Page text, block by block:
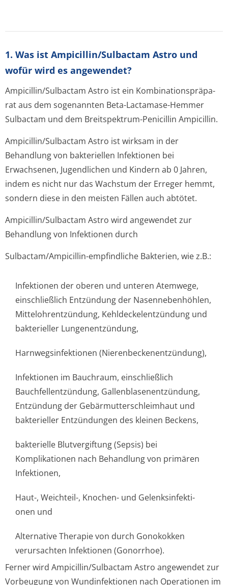
1. Was ist Ampicillin/Sulbactam Astro und
wofür wird es angewendet?
Ampicillin/Sul­bactam Astro ist ein Kombinationspräpa­
rat aus dem sogenannten Beta-Lactamase-Hemmer
Sulbactam und dem Breitspektrum-Penicillin Ampicillin.
Ampicillin/Sul­bactam Astro ist wirksam in der
Behandlung von bakteriellen Infektionen bei
Erwachsenen, Jugendlichen und Kindern ab 0 Jahren,
indem es nicht nur das Wachstum der Erreger hemmt,
sondern diese in den meisten Fällen auch abtötet.
Ampicillin/Sul­bactam Astro wird angewendet zur
Behandlung von Infektionen durch
Sulbactam/Ampi­cillin-empfindliche Bakterien, wie z.B.:
Infektionen der oberen und unteren Atemwege,
einschließlich Entzündung der Nasennebenhöhlen,
Mittelohrentzündun­g, Kehldeckelentzündung und
bakterieller Lungenentzündung,
Harnwegsinfektionen (Nierenbeckenen­tzündung),
Infektionen im Bauchraum, einschließlich
Bauchfellentzündun­g, Gallenblasenen­tzündung,
Entzündung der Gebärmutterschle­imhaut und
bakterieller Entzündungen des kleinen Beckens,
bakterielle Blutvergiftung (Sepsis) bei
Komplikationen nach Behandlung von primären
Infektionen,
Haut-, Weichteil-, Knochen- und Gelenksinfekti­
onen und
Alternative Therapie von durch Gonokokken
verursachten Infektionen (Gonorrhoe).
Ferner wird Ampicillin/Sul­bactam Astro angewendet zur
Vorbeugung von Wundinfektionen nach Operationen im